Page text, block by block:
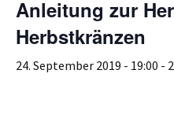
Anleitung zur
Herbstkränzen
24. September 2019 - 19:00 -